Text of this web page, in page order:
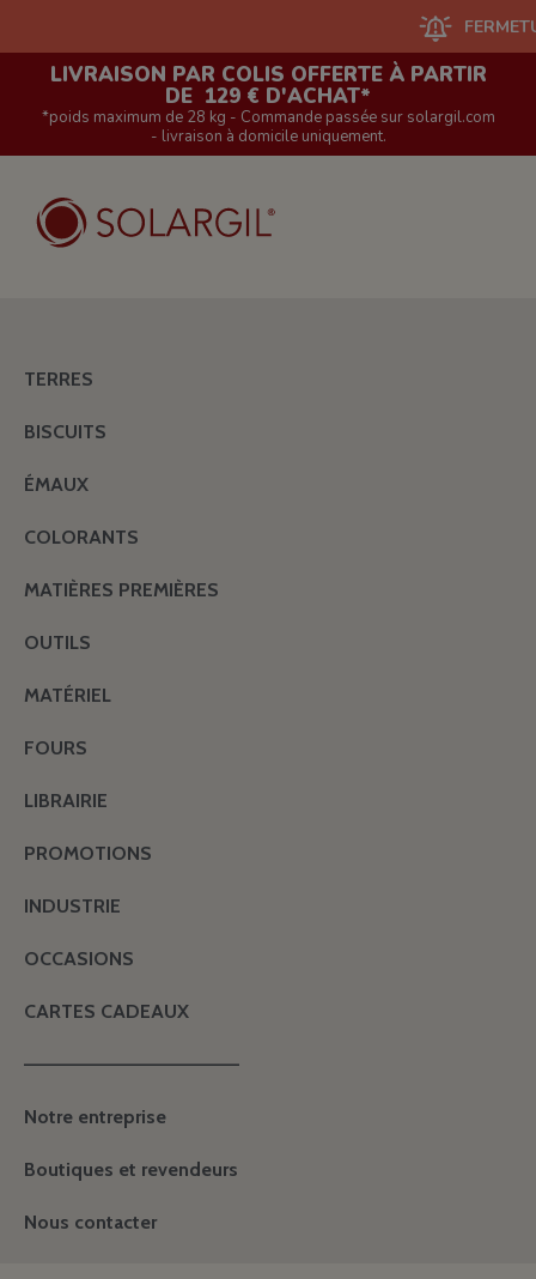
FERMETURE
LIVRAISON PAR COLIS OFFERTE À PARTIR
DE 129 € D'ACHAT*
*poids maximum de 28 kg - Commande passée sur solargil.com
- livraison à domicile uniquement.
TERRES
BISCUITS
ÉMAUX
COLORANTS
MATIÈRES PREMIÈRES
OUTILS
MATÉRIEL
FOURS
LIBRAIRIE
PROMOTIONS
INDUSTRIE
OCCASIONS
CARTES CADEAUX
———————————————
Notre entreprise
Boutiques et revendeurs
Nous contacter